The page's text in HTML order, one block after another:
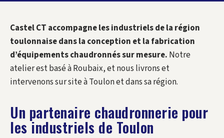
Castel CT accompagne les industriels de la région
toulonnaise dans la conception et la fabrication
d’équipements chaudronnés sur mesure. Notre
atelier est basé à Roubaix, et nous livrons et
intervenons sur site à Toulon et dans sa région.
Un partenaire chaudronnerie pour
les industriels de Toulon